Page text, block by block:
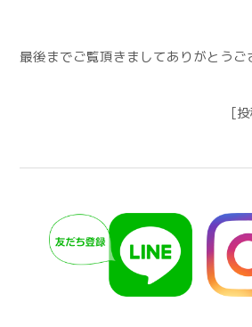
最後までご覧頂きましてありがとうご
[